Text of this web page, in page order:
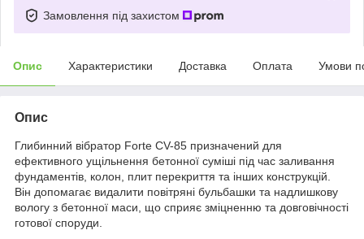
Замовлення під захистом
Опис Характеристики Доставка Оплата Умови
Опис
Глибинний вібратор Forte CV-85 призначений для
ефективного ущільнення бетонної суміші під час заливання
фундаментів, колон, плит перекриття та інших конструкцій.
Він допомагає видалити повітряні бульбашки та надлишкову
вологу з бетонної маси, що сприяє зміцненню та довговічності
готової споруди.